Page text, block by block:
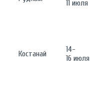
11 июля
Костанай
14-
16 июля